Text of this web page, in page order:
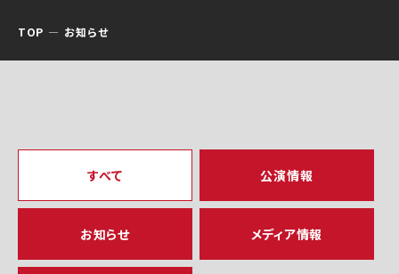
TOP お知らせ
すべて 公演情報
お知らせ メディア情報